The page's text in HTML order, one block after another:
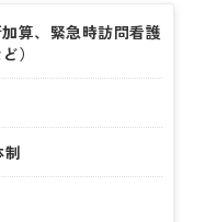
算、緊急時訪問看護
）
制